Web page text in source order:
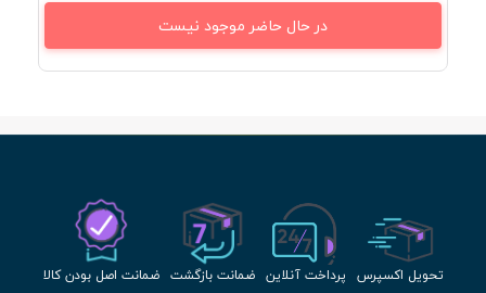
در حال حاضر موجود نیست
تحویل اکسپرس پرداخت آنلاین ضمانت بازگشت ضمانت اصل بودن کالا